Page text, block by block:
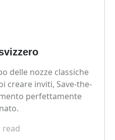
delle nozze classiche
creare inviti, Save-the-
perfettamente
read